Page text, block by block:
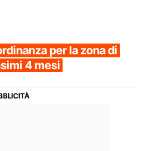
per la zona di
4 mesi